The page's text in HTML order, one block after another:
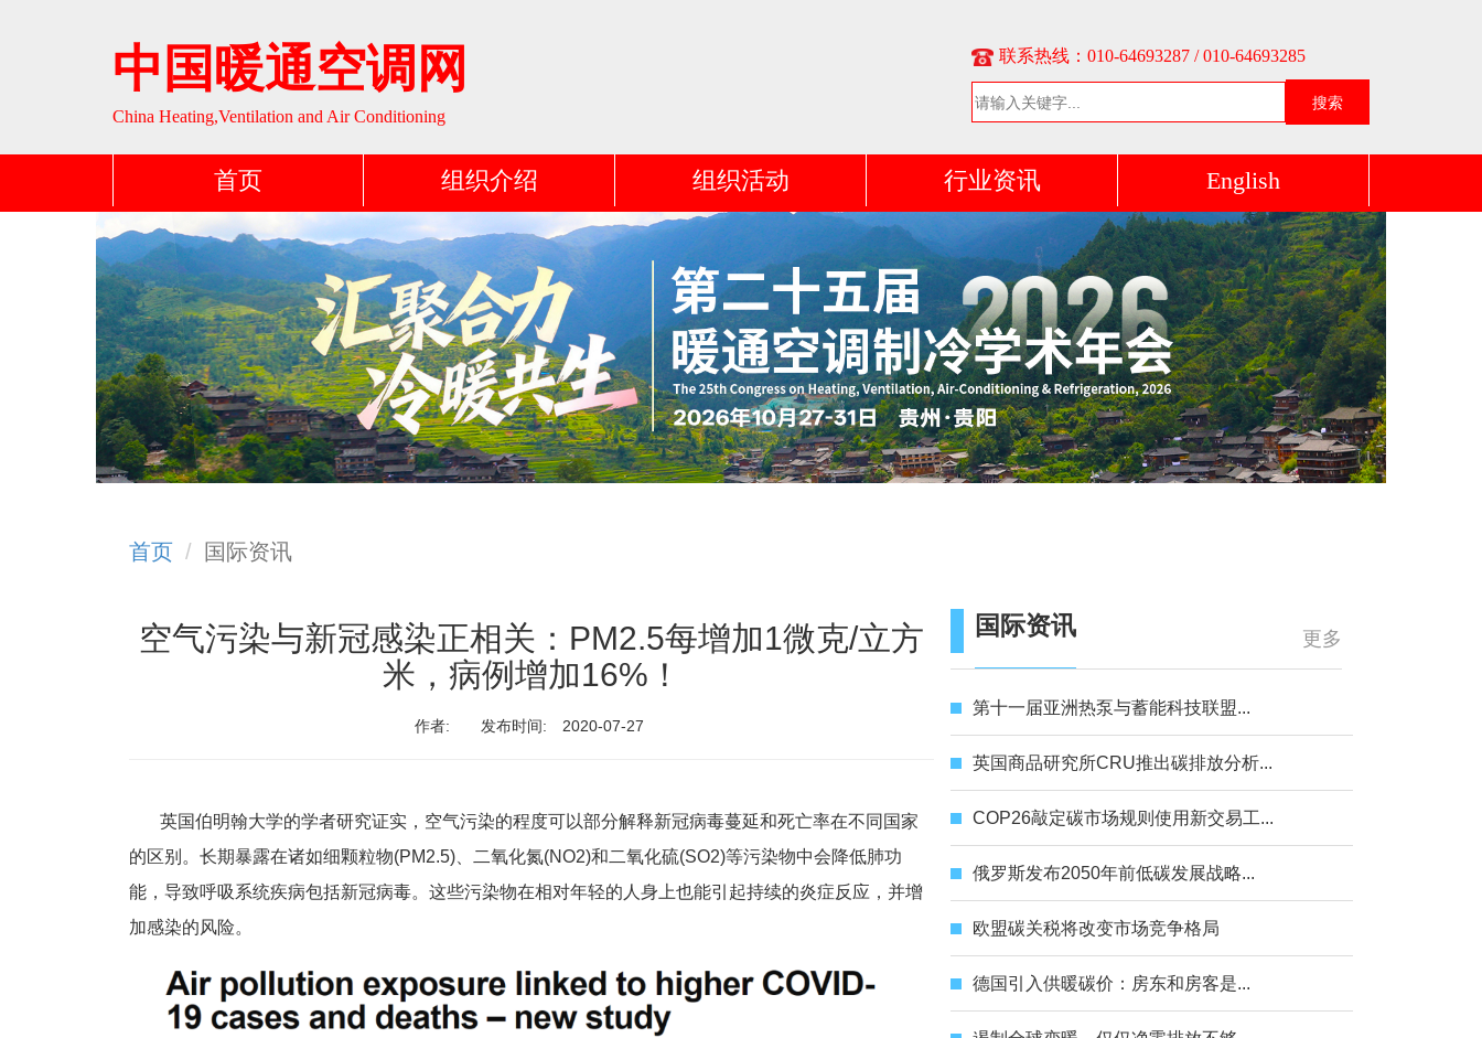
中国暖通空调网
China Heating,Ventilation and Air Conditioning
联系热线：010-64693287 / 010-64693285
搜索
首页 组织介绍 组织活动 行业资讯 English
首页 国际资讯
空气污染与新冠感染正相关：PM2.5每增加1微克/立方
米，病例增加16%！
作者: 发布时间: 2020-07-27
英国伯明翰大学的学者研究证实，空气污染的程度可以部分解释新冠病毒蔓延和死亡率在不同国家
的区别。长期暴露在诸如细颗粒物(PM2.5)、二氧化氮(NO2)和二氧化硫(SO2)等污染物中会降低肺功
能，导致呼吸系统疾病包括新冠病毒。这些污染物在相对年轻的人身上也能引起持续的炎症反应，并增
加感染的风险。
国际资讯 更多
第十一届亚洲热泵与蓄能科技联盟...
英国商品研究所CRU推出碳排放分析...
COP26敲定碳市场规则使用新交易工...
俄罗斯发布2050年前低碳发展战略...
欧盟碳关税将改变市场竞争格局
德国引入供暖碳价：房东和房客是...